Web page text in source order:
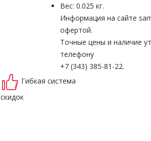
Вес: 0.025 кг.
Информация на сайте
офертой.
Точные цены и наличие
телефону
+7 (343) 385-81-22.
Гибкая система
скидок